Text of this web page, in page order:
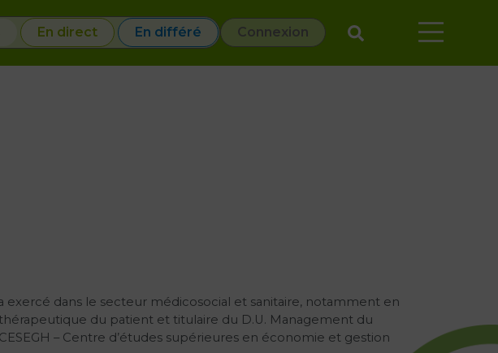
En direct En différé Connexion
exercé dans le secteur médicosocial et sanitaire, notamment en
du patient et titulaire du D.U. Management du
– Centre d’études supérieures en économie et gestion